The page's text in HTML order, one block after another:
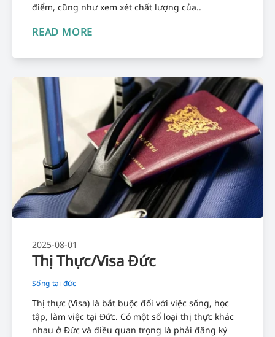
điểm, cũng như xem xét chất lượng của..
READ MORE
2025-08-01
Thị Thực/Visa Đức
Sống tại đức
Thị thực (Visa) là bắt buộc đối với việc sống, học
tập, làm việc tại Đức. Có một số loại thị thực khác
nhau ở Đức và điều quan trọng là phải đăng ký